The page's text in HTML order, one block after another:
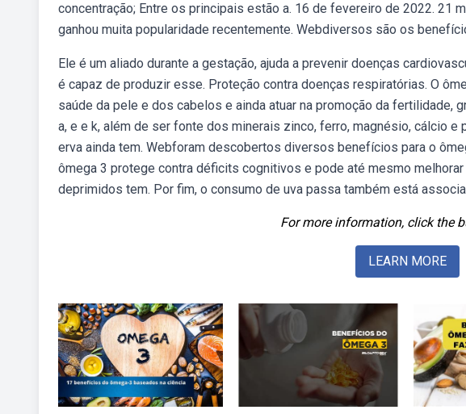
concentração; Entre os principais estão a. 16 de fevereiro de 2022. 21
ganhou muita popularidade recentemente. Webdiversos são os
Ele é um aliado durante a gestação, ajuda a prevenir doenças
é capaz de produzir esse. Proteção contra doenças respiratórias. O
saúde da pele e dos cabelos e ainda atuar na promoção da fertilidade,
a, e e k, além de ser fonte dos minerais zinco, ferro, magnésio, cálcio
erva ainda tem. Webforam descobertos diversos benefícios para o
ômega 3 protege contra déficits cognitivos e pode até mesmo
deprimidos tem. Por fim, o consumo de uva passa também está
For more information, click the
LEARN MORE